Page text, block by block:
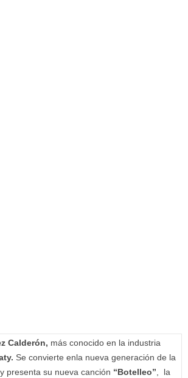
Calderón, más conocido en la industria
Se convierte enla nueva generación de la
y presenta su nueva canción “Botelleo”, la